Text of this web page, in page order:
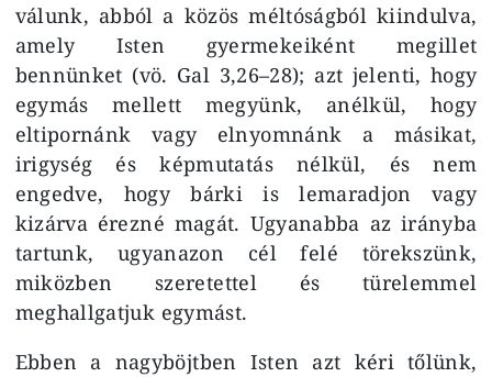
válunk, abból a közös méltóságból kiindulva,
amely Isten gyermekeiként megillet
bennünket (vö. Gal 3,26–28); azt jelenti, hogy
egymás mellett megyünk, anélkül, hogy
eltipornánk vagy elnyomnánk a másikat,
irigység és képmutatás nélkül, és nem
engedve, hogy bárki is lemaradjon vagy
kizárva érezné magát. Ugyanabba az irányba
tartunk, ugyanazon cél felé törekszünk,
miközben szeretettel és türelemmel
meghallgatjuk egymást.
Ebben a nagyböjtben Isten azt kéri tőlünk,